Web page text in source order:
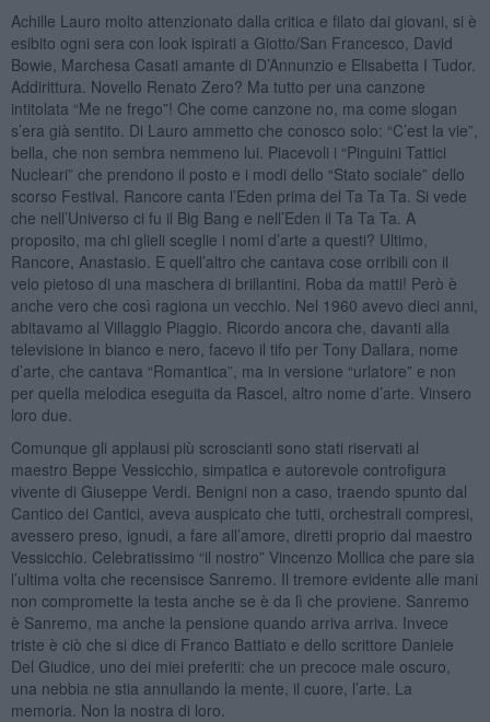
Achille Lauro molto attenzionato dalla critica e filato dai giovani, si è
esibito ogni sera con look ispirati a Giotto/San Francesco, David
Bowie, Marchesa Casati amante di D’Annunzio e Elisabetta I Tudor.
Addirittura. Novello Renato Zero? Ma tutto per una canzone
intitolata “Me ne frego”! Che come canzone no, ma come slogan
s’era già sentito. Di Lauro ammetto che conosco solo: “C’est la vie”,
bella, che non sembra nemmeno lui. Piacevoli i “Pinguini Tattici
Nucleari” che prendono il posto e i modi dello “Stato sociale” dello
scorso Festival. Rancore canta l’Eden prima del Ta Ta Ta. Si vede
che nell’Universo ci fu il Big Bang e nell’Eden il Ta Ta Ta. A
proposito, ma chi glieli sceglie i nomi d’arte a questi? Ultimo,
Rancore, Anastasio. E quell’altro che cantava cose orribili con il
velo pietoso di una maschera di brillantini. Roba da matti! Però è
anche vero che così ragiona un vecchio. Nel 1960 avevo dieci anni,
abitavamo al Villaggio Piaggio. Ricordo ancora che, davanti alla
televisione in bianco e nero, facevo il tifo per Tony Dallara, nome
d’arte, che cantava “Romantica”, ma in versione “urlatore” e non
per quella melodica eseguita da Rascel, altro nome d’arte. Vinsero
loro due.
Comunque gli applausi più scroscianti sono stati riservati al
maestro Beppe Vessicchio, simpatica e autorevole controfigura
vivente di Giuseppe Verdi. Benigni non a caso, traendo spunto dal
Cantico dei Cantici, aveva auspicato che tutti, orchestrali compresi,
avessero preso, ignudi, a fare all’amore, diretti proprio dal maestro
Vessicchio. Celebratissimo “il nostro” Vincenzo Mollica che pare sia
l’ultima volta che recensisce Sanremo. Il tremore evidente alle mani
non compromette la testa anche se è da lì che proviene. Sanremo
è Sanremo, ma anche la pensione quando arriva arriva. Invece
triste è ciò che si dice di Franco Battiato e dello scrittore Daniele
Del Giudice, uno dei miei preferiti: che un precoce male oscuro,
una nebbia ne stia annullando la mente, il cuore, l’arte. La
memoria. Non la nostra di loro.